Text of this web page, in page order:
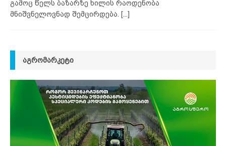
გამოც წელს ბაზარზე ხილის რაოდენობა
მნიშვნელოვნად შემცირდება.
[...]
ᲐᲒᲠᲝᲛᲐᲠᲙᲔᲢᲘ